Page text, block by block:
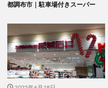
都調布市｜駐車場付きスーパー